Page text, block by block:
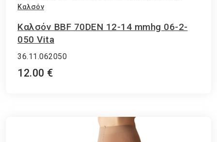
Καλσόν
Καλσόν BBF 70DEN 12-14 mmhg 06-2-
050 Vita
36.11.062050
12.00 €